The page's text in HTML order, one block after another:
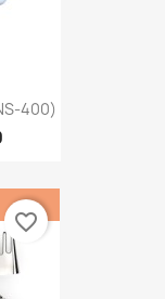
400)
favorite_border